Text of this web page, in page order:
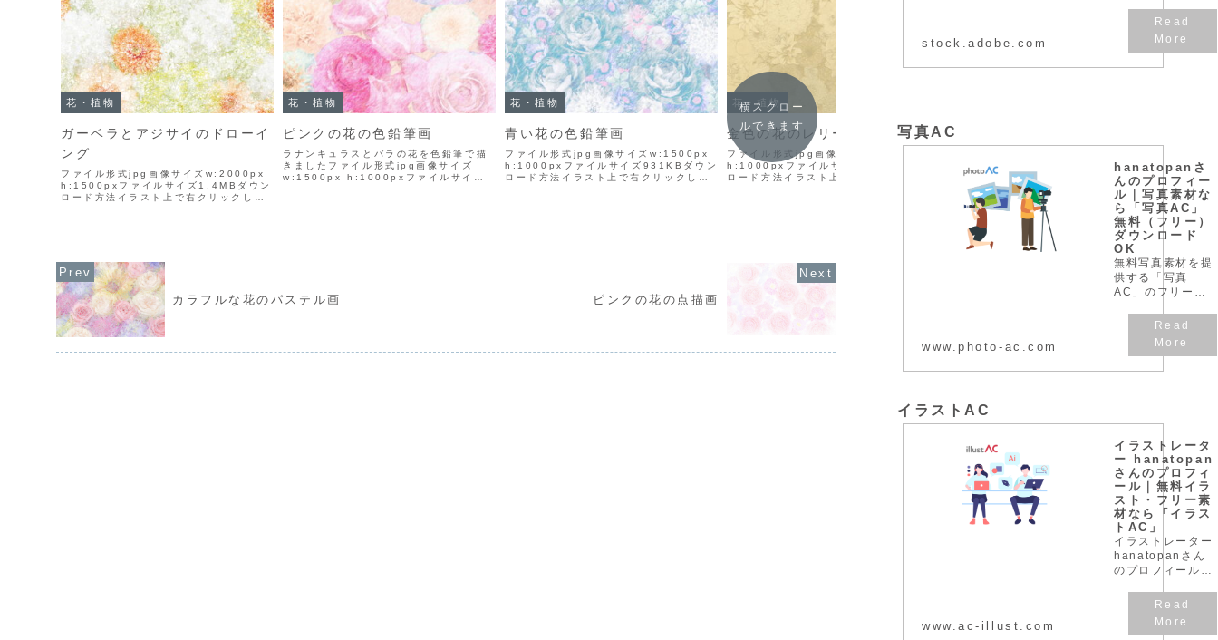
花・植物
ガーベラとアジサイのドローイ
ング
ファイル形式jpg画像サイズw:2000px
h:1500pxファイルサイズ1.4MBダウン
ロード方法イラスト上で右クリックして
花・植物
ピンクの花の色鉛筆画
ラナンキュラスとバラの花を色鉛筆で描
きましたファイル形式jpg画像サイズ
w:1500px h:1000pxファイルサイズ
花・植物
青い花の色鉛筆画
ファイル形式jpg画像サイズw:1500px
h:1000pxファイルサイズ931KBダウン
ロード方法イラスト上で右クリックして
花・植物
金色の花のレリーフ
ファイル形式jpg画像サイズw:1500x
h:1000pxファイルサイズ609KBダウン
ロード方法イラスト上で右クリックして
カーネーション、ワスレナグサ
イル形式jpg画像サイズw:1300px
h:2220pxファイルサイズ2.5MBダウン
ロード方法イラスト上で右クリックして
「名前を付けて画像を保存」を選択し、
保存先を選んでダウンロードしてくださ
ル形式
ロード
「名前
保存先
い。
横スクロー
ルできます
カラフルな花のパステル画 ピンクの花の点描画
ロードします。
stock.adobe.com
写真AC
hanatopanさ
んのプロフィー
ル｜写真素材な
ら「写真AC」
無料（フリー）
ダウンロード
OK
無料写真素材を提
供する「写真
AC」のフリー写
商用を問わず無料
ます。クレジット
してお使いくださ
www.photo-ac.com
イラストAC
イラストレータ
ー hanatopan
さんのプロフィ
ール｜無料イラ
スト・フリー素
材なら「イラス
トAC」
イラストレーター
hanatopanさん
のプロフィール,
無料でおしゃれな
ベント・人物・動
www.ac-illust.com